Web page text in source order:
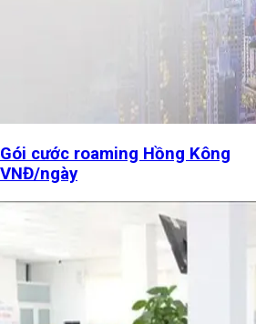
cước roaming Hồng Kông
ngày